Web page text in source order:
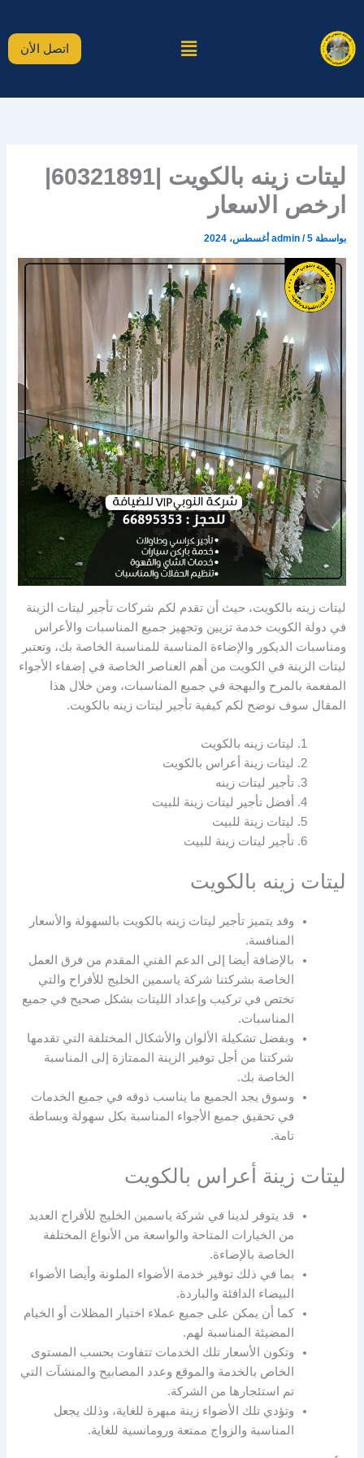
المحتوى
القائمة اتصل الأن
ارخص الاسعار
بواسطة admin /5 أغسطس، 2024
ليتات زينه بالكويت، حيث أن تقدم لكم شركات تأجير ليتات الزينة
في دولة الكويت خدمة تزيين وتجهيز جميع المناسبات والأعراس
ومناسبات الديكور والإضاءة المناسبة للمناسبة الخاصة بك، وتعتبر
ليتات الزينة في الكويت من أهم العناصر الخاصة في إضفاء الأجواء
المفعمة بالمرح والبهجة في جميع المناسبات، ومن خلال هذا
المقال سوف نوضح لكم كيفية تأجير ليتات زينه بالكويت.
ليتات زينه بالكويت
ليتات زينة أعراس بالكويت
تأجير ليتات زينه
أفضل تأجير ليتات زينة للبيت
ليتات زينة للبيت
تأجير ليتات زينة للبيت
ليتات زينه بالكويت
وقد يتميز تأجير ليتات زينه بالكويت بالسهولة والأسعار
المنافسة.
بالإضافة أيضا إلى الدعم الفني المقدم من فرق العمل
الخاصة بشركتنا شركة ياسمين الخليج للأفراح والتي
تختص في تركيب وإعداد الليتات بشكل صحيح في جميع
المناسبات.
وبفضل تشكيلة الألوان والأشكال المختلفة التي تقدمها
شركتنا من أجل توفير الزينة الممتازة إلى المناسبة
الخاصة بك.
وسوق يجد الجميع ما يناسب ذوقه في جميع الخدمات
في تحقيق جميع الأجواء المناسبة بكل سهولة وبساطة
تامة.
ليتات زينة أعراس بالكويت
قد يتوفر لدينا في شركة ياسمين الخليج للأفراح العديد
من الخيارات المتاحة والواسعة من الأنواع المختلفة
الخاصة بالإضاءة.
بما في ذلك توفير خدمة الأضواء الملونة وأيضا الأضواء
البيضاء الدافئة والباردة.
كما أن يمكن على جميع عملاء اختيار المظلات أو الخيام
المضيئة المناسبة لهم.
وتكون الأسعار تلك الخدمات تتفاوت بحسب المستوى
الخاص بالخدمة والموقع وعدد المصابيح والمنشآت التي
تم استئجارها من الشركة.
وتؤدي تلك الأضواء زينة مبهرة للغاية، وذلك يجعل
المناسبة والزواج ممتعة ورومانسية للغاية.